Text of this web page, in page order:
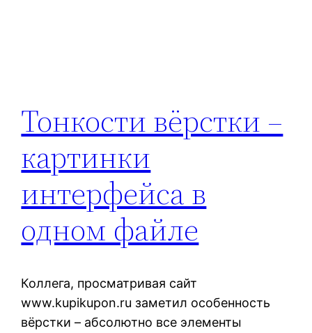
Тонкости вёрстки –
картинки
интерфейса в
одном файле
Коллега, просматривая сайт
www.kupikupon.ru заметил особенность
вёрстки – абсолютно все элементы